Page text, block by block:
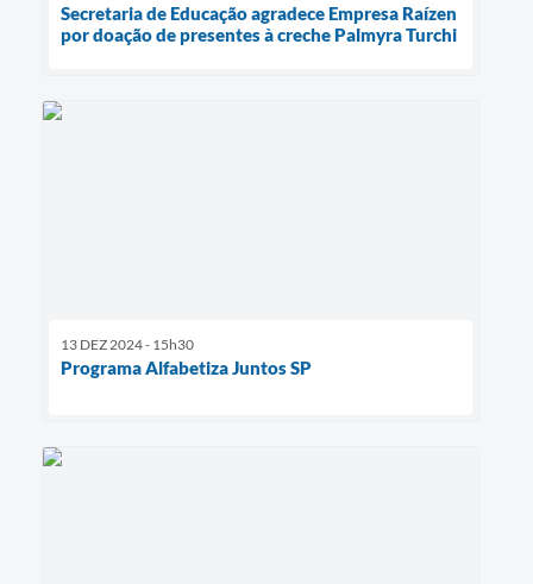
Secretaria de Educação agradece Empresa Raízen
por doação de presentes à creche Palmyra Turchi
13 DEZ 2024 - 15h30
Programa Alfabetiza Juntos SP